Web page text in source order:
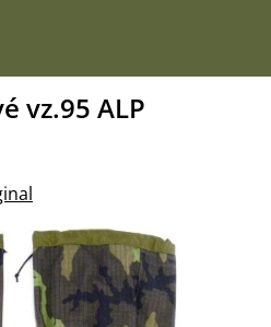
vz.95 ALP